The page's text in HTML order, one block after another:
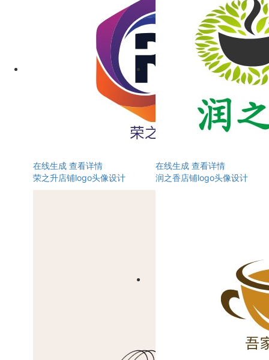
在线生成 查看详情
荣之升店铺logo头像设计
在线生成 查看详情
润之香店铺logo头像设计